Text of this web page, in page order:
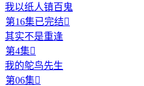
我以纸人镇百鬼
第16集已完结
其实不是重逢
第4集
我的鸵鸟先生
第06集